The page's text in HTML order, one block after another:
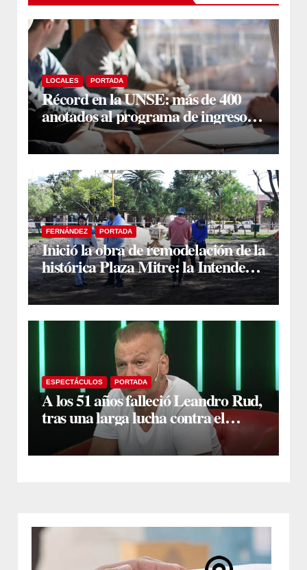
LOCALES PORTADA
Récord en la UNSE: más de 400
anotados al programa de ingreso
sin secundario
FERNÁNDEZ PORTADA
Inició la obra de remodelación de la
histórica Plaza Mitre: la Intendente
Yanina Iturre supervisó los
primeros trabajos
ESPECTÁCULOS PORTADA
A los 51 años falleció Leandro Rud,
tras una larga lucha contra el